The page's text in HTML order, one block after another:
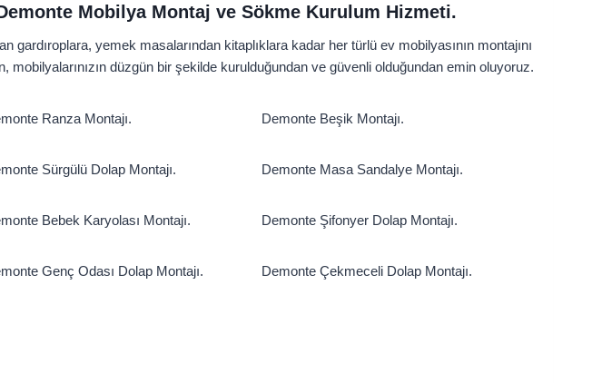
Mobilya Montaj ve Sökme Kurulum Hizmeti.
yemek masalarından kitaplıklara kadar her türlü ev mobilyasının montajını
mobilyalarınızın düzgün bir şekilde kurulduğundan ve güvenli olduğundan emin oluyoruz.
Ranza Montajı.
Sürgülü Dolap Montajı.
Bebek Karyolası Montajı.
Genç Odası Dolap Montajı.
Demonte Beşik Montajı.
Demonte Masa Sandalye Montajı.
Demonte Şifonyer Dolap Montajı.
Demonte Çekmeceli Dolap Montajı.